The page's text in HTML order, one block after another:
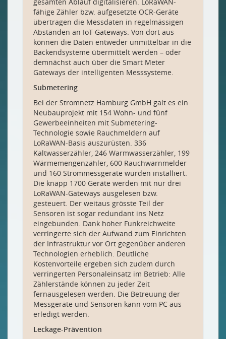
fähige Zähler bzw. aufgesetzte OCR-Geräte
übertragen die Messdaten in regelmässigen
Abständen an IoT-Gateways. Von dort aus
können die Daten entweder unmittelbar in die
Backendsysteme übermittelt werden – oder
demnächst auch über die Smart Meter
Gateways der intelligenten Messsysteme.
Submetering
Bei der Stromnetz Hamburg GmbH galt es ein
Neubauprojekt mit 154 Wohn- und fünf
Gewerbeeinheiten mit Submetering-
Technologie sowie Rauchmeldern auf
LoRaWAN-Basis auszurüsten. 336
Kaltwasserzähler, 246 Warmwasserzähler, 199
Wärmemengenzähler, 600 Rauchwarnmelder
und 160 Strommessgeräte wurden installiert.
Die knapp 1700 Geräte werden mit nur drei
LoRaWAN-Gateways ausgelesen bzw.
gesteuert. Der weitaus grösste Teil der
Sensoren ist sogar redundant ins Netz
eingebunden. Dank hoher Funkreichweite
verringerte sich der Aufwand zum Einrichten
der Infrastruktur vor Ort gegenüber anderen
Technologien erheblich. Deutliche
Kostenvorteile ergeben sich zudem durch
verringerten Personaleinsatz im Betrieb: Alle
Zählerstände können zu jeder Zeit
fernausgelesen werden. Die Betreuung der
Messgeräte und Sensoren kann vom PC aus
erledigt werden.
Leckage-Prävention